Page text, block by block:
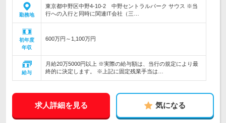
勤務地
東京都中野区中野4-10-2 中野セントラルパーク サウス ※当
行への入行と同時に関連IT会社（三…
初年度
年収
600万円～1,100万円
給与
月給20万5000円以上 ※実際の給与額は、当行の規定により最
終的に決定します。 ※上記に固定残業手当は…
求人詳細を見る 気になる